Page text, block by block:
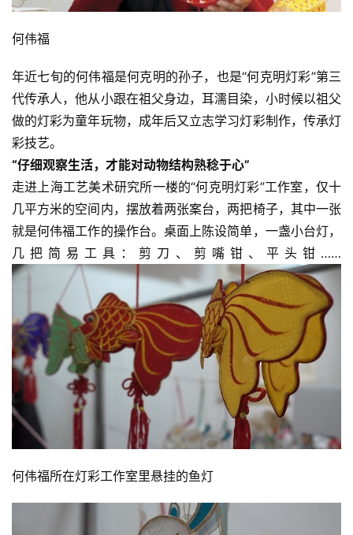
何伟福
年近七旬的何伟福是何克明的孙子，也是“何克明灯彩”第三
代传承人，他从小跟在祖父身边，耳濡目染，小时候以祖父
做的灯彩为童年玩物，成年后又立志学习灯彩制作，传承灯
彩技艺。
“仔细观察生活，才能对动物结构熟稔于心”
走进上海工艺美术研究所一楼的“何克明灯彩”工作室，仅十
几平方米的空间内，摆放着两张案台，两把椅子，其中一张
就是何伟福工作的操作台。桌面上陈设简单，一盏小台灯，
几把简易工具：剪刀、剪嘴钳、平头钳……
何伟福所在灯彩工作室里悬挂的鱼灯